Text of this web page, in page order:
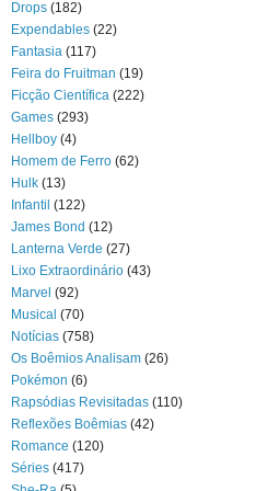
Drops (182)
Expendables (22)
Fantasia (117)
Feira do Fruitman (19)
Ficção Científica (222)
Games (293)
Hellboy (4)
Homem de Ferro (62)
Hulk (13)
Infantil (122)
James Bond (12)
Lanterna Verde (27)
Lixo Extraordinário (43)
Marvel (92)
Musical (70)
Notícias (758)
Os Boêmios Analisam (26)
Pokémon (6)
Rapsódias Revisitadas (110)
Reflexões Boêmias (42)
Romance (120)
Séries (417)